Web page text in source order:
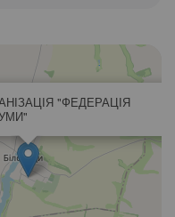
"ФЕДЕРАЦІЯ